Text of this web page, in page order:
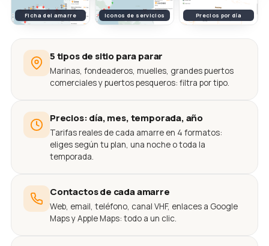
Ficha del amarre Iconos de servicios Precios por día
5 tipos de sitio para parar
Marinas, fondeaderos, muelles, grandes puertos
comerciales y puertos pesqueros: filtra por tipo.
Precios: día, mes, temporada, año
Tarifas reales de cada amarre en 4 formatos:
eliges según tu plan, una noche o toda la
temporada.
Contactos de cada amarre
Web, email, teléfono, canal VHF, enlaces a Google
Maps y Apple Maps: todo a un clic.